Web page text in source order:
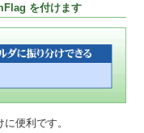
を付けます
便利です。